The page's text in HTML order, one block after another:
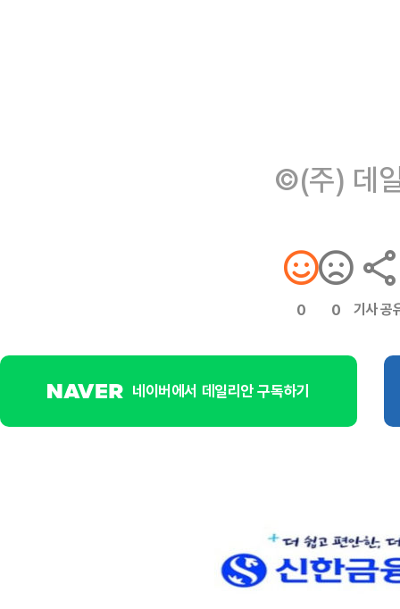
©(주) 데
0 0 기사 공
네이버에서 데일리안 구독하기